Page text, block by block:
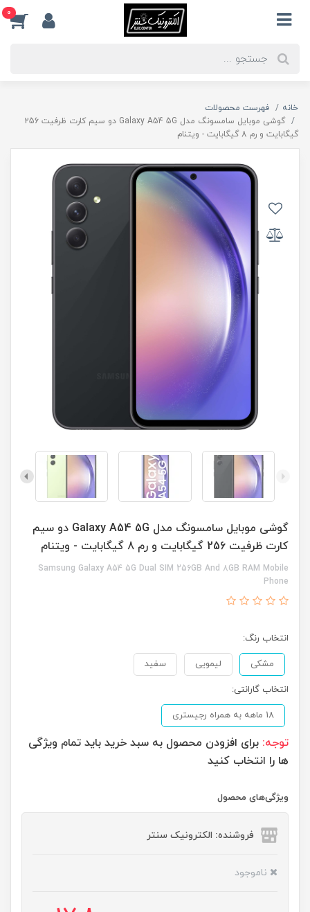
0
خانه
فهرست محصولات
گوشی موبایل سامسونگ مدل Galaxy A54 5G دو سیم کارت ظرفیت 256
گیگابایت و رم 8 گیگابایت - ویتنام
گوشی موبایل سامسونگ مدل Galaxy A54 5G دو سیم
کارت ظرفیت 256 گیگابایت و رم 8 گیگابایت - ویتنام
Samsung Galaxy A54 5G Dual SIM 256GB And 8GB RAM Mobile
Phone
انتخاب رنگ:
مشکی لیمویی سفید
انتخاب گارانتی:
18 ماهه به همراه رجیستری
توجه: برای افزودن محصول به سبد خرید باید تمام ویژگی
ها را انتخاب کنید
ویژگی‌های محصول
فروشنده: الکترونیک سنتر
ناموجود